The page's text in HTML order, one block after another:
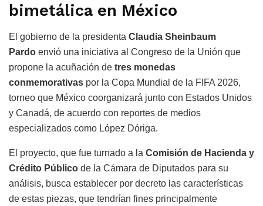
bimetálica en México
El gobierno de la presidenta Claudia Sheinbaum
Pardo envió una iniciativa al Congreso de la Unión que
propone la acuñación de tres monedas
conmemorativas por la Copa Mundial de la FIFA 2026,
torneo que México coorganizará junto con Estados Unidos
y Canadá, de acuerdo con reportes de medios
especializados como López Dóriga.
El proyecto, que fue turnado a la Comisión de Hacienda y
Crédito Público de la Cámara de Diputados para su
análisis, busca establecer por decreto las características
de estas piezas, que tendrían fines principalmente